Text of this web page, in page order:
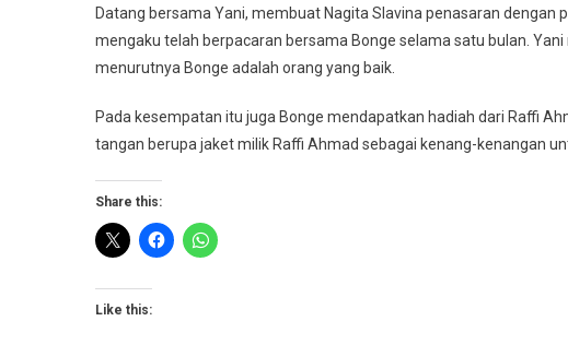
Datang bersama Yani, membuat Nagita Slavina penasaran dengan
mengaku telah berpacaran bersama Bonge selama satu bulan.
menurutnya Bonge adalah orang yang baik.
Pada kesempatan itu juga Bonge mendapatkan hadiah dari Raffi
tangan berupa jaket milik Raffi Ahmad sebagai kenang-kenangan
Share this:
Like this: